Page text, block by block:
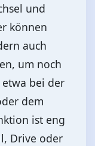
und
können
auch
um noch
bei der
dem
ist eng
Drive oder